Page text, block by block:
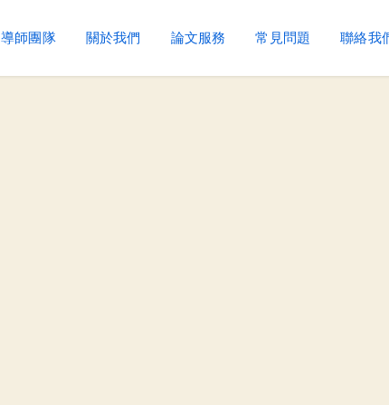
導師團隊 關於我們 論文服務 常見問題 聯絡我